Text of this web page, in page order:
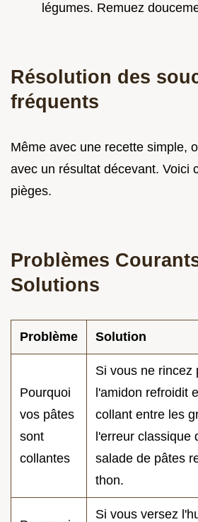
légumes. Remuez
Résolution des
fréquents
Même avec une recette simple,
avec un résultat décevant. Voici
pièges.
Problèmes
Solutions
Problème Solution
Pourquoi
vos pâtes
sont
collantes
Si vous ne rincez
l'amidon refroidit
collant entre les
l'erreur classique
salade de pâtes
thon.
Si vous versez